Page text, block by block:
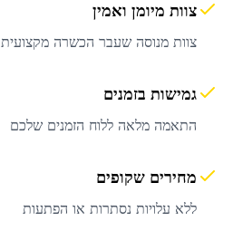
צוות מיומן ואמין
צוות מנוסה שעבר הכשרה מקצועית
גמישות בזמנים
התאמה מלאה ללוח הזמנים שלכם
מחירים שקופים
ללא עלויות נסתרות או הפתעות